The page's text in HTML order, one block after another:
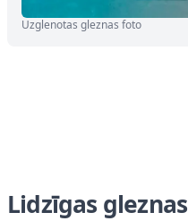
Uzglenotas gleznas foto
Lidzīgas gleznas